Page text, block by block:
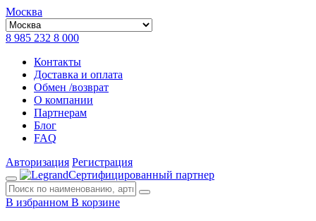
Москва
8 985 232 8 000
Контакты
Доставка и оплата
Обмен /возврат
О компании
Партнерам
Блог
FAQ
Авторизация Регистрация
Сертифицированный партнер
В избранном В корзине